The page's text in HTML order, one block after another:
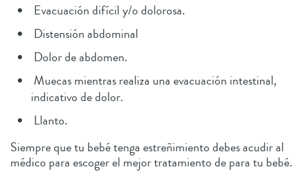
Evacuación difícil y/o dolorosa.
Distensión abdominal
Dolor de abdomen.
Muecas mientras realiza una evacuación intestinal,
indicativo de dolor.
Llanto.
Siempre que tu bebé tenga estreñimiento debes acudir al
médico para escoger el mejor tratamiento de para tu bebé.